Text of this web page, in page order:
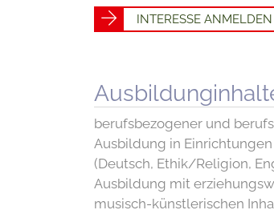
INTERESSE
berufsbezogener und
Ausbildung in
(Deutsch, Ethik/Religion,
Ausbildung mit
musisch-künstlerischen